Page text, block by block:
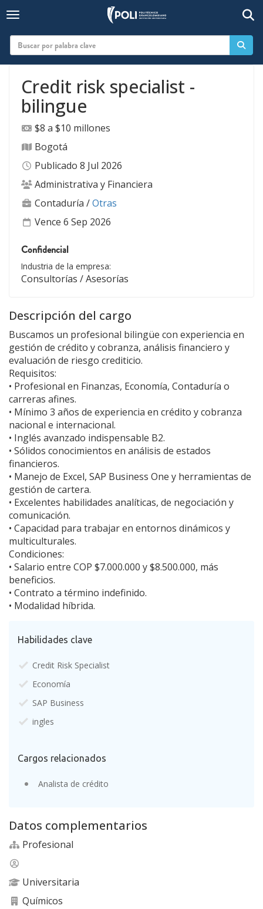
Toggle navigation
Credit risk specialist -
bilingue
$8 a $10 millones
Bogotá
Publicado 8 Jul 2026
Administrativa y Financiera
Contaduría /Otras
Vence 6 Sep 2026
Confidencial
Industria de la empresa:
Consultorías / Asesorías
Descripción del cargo
Buscamos un profesional bilingüe con experiencia en
gestión de crédito y cobranza, análisis financiero y
evaluación de riesgo crediticio.
Requisitos:
• Profesional en Finanzas, Economía, Contaduría o
carreras afines.
• Mínimo 3 años de experiencia en crédito y cobranza
nacional e internacional.
• Inglés avanzado indispensable B2.
• Sólidos conocimientos en análisis de estados
financieros.
• Manejo de Excel, SAP Business One y herramientas de
gestión de cartera.
• Excelentes habilidades analíticas, de negociación y
comunicación.
• Capacidad para trabajar en entornos dinámicos y
multiculturales.
Condiciones:
• Salario entre COP $7.000.000 y $8.500.000, más
beneficios.
• Contrato a término indefinido.
• Modalidad híbrida.
Habilidades clave
Credit Risk Specialist
Economía
SAP Business
ingles
Cargos relacionados
Analista de crédito
Datos complementarios
Profesional
Universitaria
Químicos